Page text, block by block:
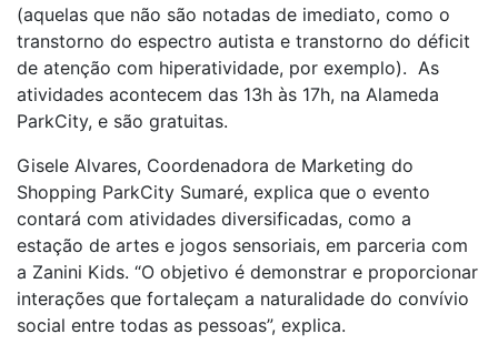
(aquelas que não são notadas de imediato, como o
transtorno do espectro autista e transtorno do déficit
de atenção com hiperatividade, por exemplo). As
atividades acontecem das 13h às 17h, na Alameda
ParkCity, e são gratuitas.
Gisele Alvares, Coordenadora de Marketing do
Shopping ParkCity Sumaré, explica que o evento
contará com atividades diversificadas, como a
estação de artes e jogos sensoriais, em parceria com
a Zanini Kids. “O objetivo é demonstrar e proporcionar
interações que fortaleçam a naturalidade do convívio
social entre todas as pessoas”, explica.